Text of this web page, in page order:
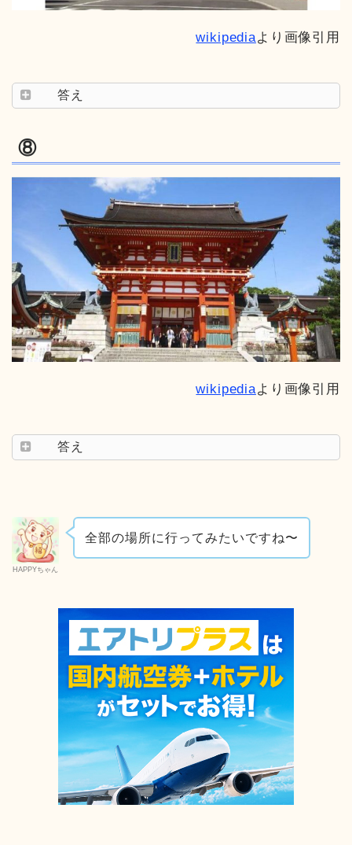
wikipediaより画像引用
答え
⑧
wikipediaより画像引用
答え
HAPPYちゃん
全部の場所に行ってみたいですね〜